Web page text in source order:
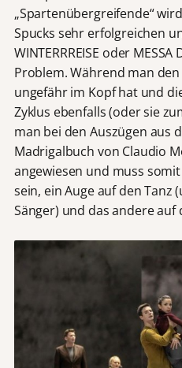
„Spartenübergreifende“
Spucks sehr erfolgreichen
WINTERRREISE oder MESSA
Problem. Während man
ungefähr im Kopf hat und
Zyklus ebenfalls (oder sie
man bei den Auszügen aus
Madrigalbuch von Claudio
angewiesen und muss
sein, ein Auge auf den Tanz
Sänger) und das andere